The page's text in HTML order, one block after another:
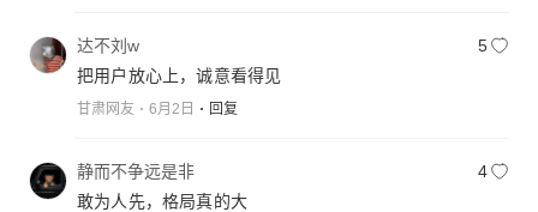
达不刘w
5
把用户放心上，诚意看得见
甘肃网友 6月2日 回复
静而不争远是非
4
敢为人先，格局真的大